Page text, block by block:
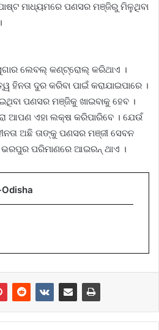
ମାଧ୍ୟମରେ ପଣସର ମଞ୍ଜିରୁ ମିଳୁଥିବା
ଲେବଲ୍ କଣ୍ଟ୍ରୋଲ୍ କରିଥାଏ ।
ଦୁର କରିବା ପାଇଁ କରାଯାଇପାରେ ।
ପଣସର ମଞ୍ଜିକୁ ଖାଇବାକୁ ହେବ ।
ଆପଣ ଏହା ଲକ୍ଷ କରିପାରିବେ । ଯେଉଁ
ଅଛି ତାଙ୍କୁ ପଣସର ମଞ୍ଜୀ ସେବନ
ପରିମାଣରେ ଆଇରନ୍ ଥାଏ ।